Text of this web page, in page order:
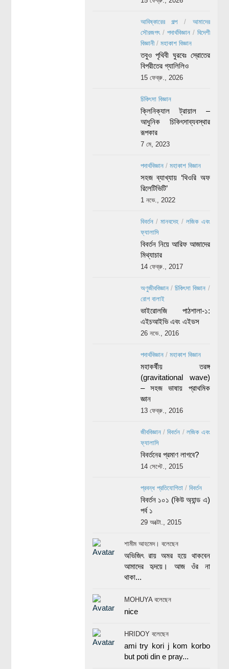
আবিষ্কারের গল্প/ আমাদের
সৌরজগৎ/ পদার্থবিজ্ঞান/ বিদেশী
বিজ্ঞানী/ মহাকাশ বিজ্ঞান
তবুও পৃথিবী ঘুরবেঃ স্রোতের
বিপরীতের গ্যালিলিও
15 ফেব্রু., 2026
চিকিৎসা বিজ্ঞান
ক্লিনিক্যাল ট্রায়াল –
আধুনিক চিকিৎসাব্যবস্থার
রূপকার
7 মে, 2023
পদার্থবিজ্ঞান/ মহাকাশ বিজ্ঞান
সহজ ব্যাখ্যায় ‘থিওরি অফ
রিলেটিভিটি’
1 নভে., 2022
বিবর্তন/মানবদেহ /লজিক এবং
ফ্যালাসি
বিবর্তন নিয়ে আরিফ আজাদের
মিথ্যাচার
14 ফেব্রু., 2017
অণুজীববিজ্ঞান/চিকিৎসা বিজ্ঞান /
রোগ বালাই
ভাইরোলজি পাঠশালা-১:
এইচআইভি এবং এইডস
26 নভে., 2016
পদার্থবিজ্ঞান/ মহাকাশ বিজ্ঞান
মহাকর্ষীয় তরঙ্গ
(gravitational wave)
– সহজ ভাষায় প্রাথমিক
জ্ঞান
13 ফেব্রু., 2016
জীববিজ্ঞান/বিবর্তন /লজিক এবং
ফ্যালাসি
বিবর্তনের প্রমাণ লাগবে?
14 সেপ্টে., 2015
প্রবন্ধ প্রতিযোগিতা/ বিবর্তন
বিবর্তন ১০১ (কিউ অ্যান্ড এ)
পর্ব ১
29 অক্টো., 2015
শামীম আহমেদ। বলেছেন
অভিজিৎ রায় অমর হয়ে থাকবেন
আমাদের হৃদয়ে। আজ ওঁর না
থাকা...
MOHUYA বলেছেন
nice
HRIDOY বলেছেন
ami try kori j kom korbo
but poti din e pray...